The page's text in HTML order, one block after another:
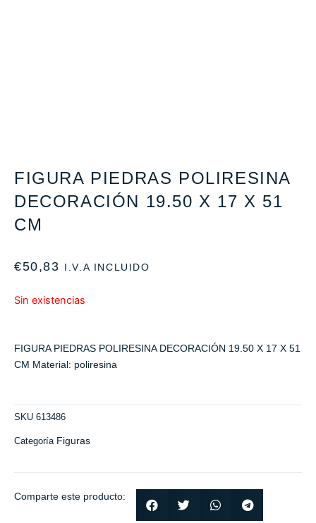
FIGURA PIEDRAS POLIRESINA
DECORACIÓN 19.50 X 17 X 51
CM
€50,83 I.V.A INCLUIDO
Sin existencias
FIGURA PIEDRAS POLIRESINA DECORACIÓN 19.50 X 17 X 51
CM Material: poliresina
SKU 613486
Categoría Figuras
Comparte este producto: